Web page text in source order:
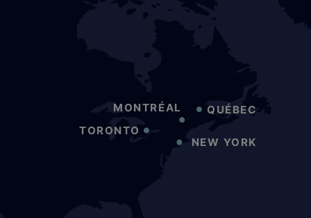
QUÉBEC
MONTRÉAL
TORONTO
NEW YORK